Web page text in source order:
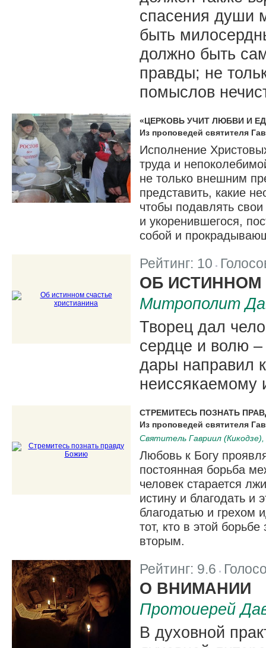
спасения души
быть
должно быть
правды; не
помыслов
«ЦЕРКОВЬ УЧИТ ЛЮБВИ И
Из проповедей святителя
Исполнение
труда и
не только внешним
представить, какие
чтобы подавлять
и укоренившегося,
собой и
Рейтинг: 10
ОБ ИСТИННОМ
Митрополит
Творец дал
сердце и волю –
дары направил
неиссякаемому
СТРЕМИТЕСЬ ПОЗНАТЬ
Из проповедей святителя
Святитель Гавриил
Любовь к Богу
постоянная борьба
человек старается
истину и благодать и
благодатью и грехом
тот, кто в этой
вторым.
Рейтинг: 9.6
О ВНИМАНИИ
Протоиерей
В духовной